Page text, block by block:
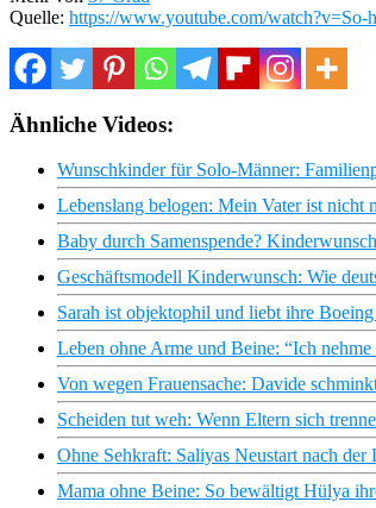
Quelle: https://www.youtube.com/watch?v=So-
Ähnliche Videos:
Wunschkinder für Solo-Männer:
Lebenslang belogen: Mein Vater ist nicht
Baby durch Samenspende?
Geschäftsmodell Kinderwunsch: Wie
Sarah ist objektophil und liebt ihre
Leben ohne Arme und Beine: “Ich
Von wegen Frauensache: Davide
Scheiden tut weh: Wenn Eltern sich
Ohne Sehkraft: Saliyas Neustart nach der
Mama ohne Beine: So bewältigt Hülya